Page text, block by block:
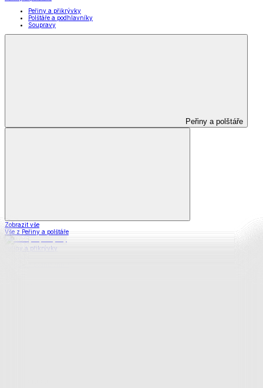
Peřiny a přikrývky
Polštáře a podhlavníky
Soupravy
Peřiny a polštáře
Zobrazit vše
Vše z Peřiny a polštáře
Peřiny a přikrývky